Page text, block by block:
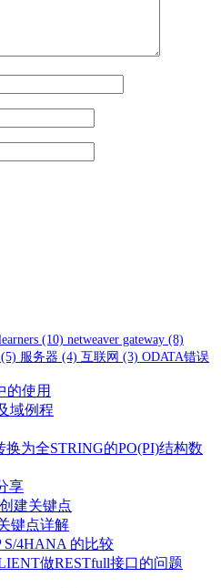
(10) netweaver gateway (8)
(5) 服务器 (4) 互联网 (3) ODATA错误
的使用
域例程
为全STRING的PO(PI)结构数
享
建关键点
键点详解
S/4HANA 的比较
做RESTfull接口的问题